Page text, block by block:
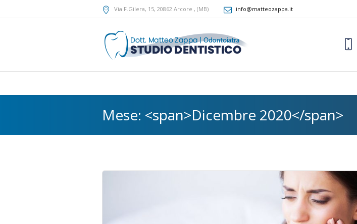
Via F.Gilera, 15, 20862 Arcore , (MB) info@matteozappa.it
Mese: <span>Dicembre 2020</span>